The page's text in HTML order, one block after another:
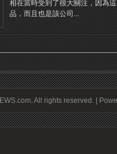
相在當時受到了很大關注，因為
品，而且也是該公司...
All rights reserved. |